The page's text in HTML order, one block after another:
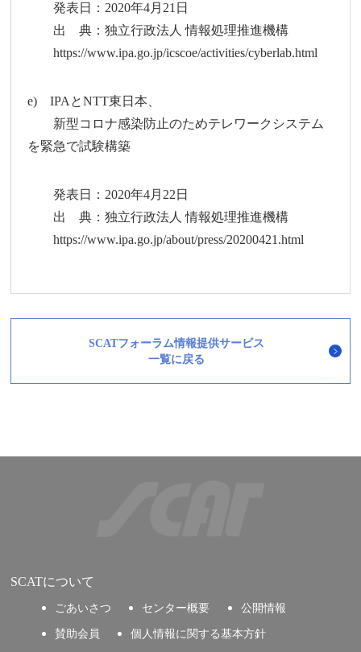
発表日：2020年4月21日
出 典：独立行政法人 情報処理推進機構
https://www.ipa.go.jp/icscoe/activities/cyberlab.html
e) IPAとNTT東日本、
新型コロナ感染防止のためテレワークシステム
を緊急で試験構築
発表日：2020年4月22日
出 典：独立行政法人 情報処理推進機構
https://www.ipa.go.jp/about/press/20200421.html
SCATフォーラム情報提供サービス
一覧に戻る
SCATについて
ごあいさつ センター概要
公開情報
賛助会員
個人情報に関する基本方針